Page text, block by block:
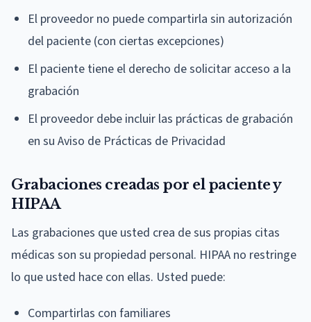
El proveedor no puede compartirla sin autorización
del paciente (con ciertas excepciones)
El paciente tiene el derecho de solicitar acceso a la
grabación
El proveedor debe incluir las prácticas de grabación
en su Aviso de Prácticas de Privacidad
Grabaciones creadas por el paciente y
HIPAA
Las grabaciones que usted crea de sus propias citas
médicas son su propiedad personal. HIPAA no restringe
lo que usted hace con ellas. Usted puede:
Compartirlas con familiares